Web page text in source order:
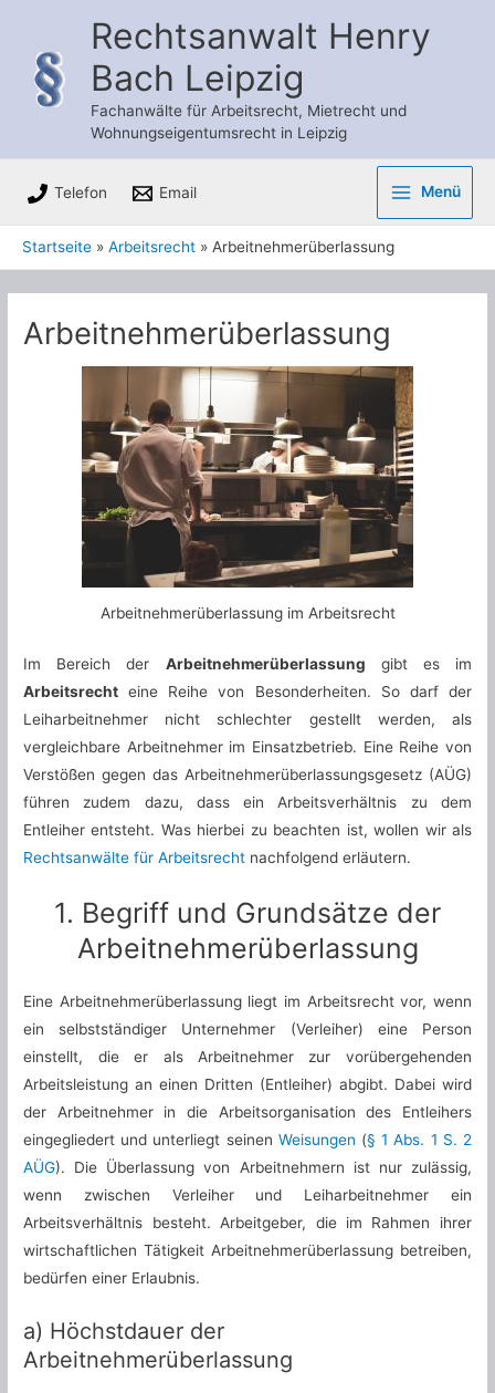
springen
Rechtsanwalt Henry
Bach Leipzig
Fachanwälte für Arbeitsrecht, Mietrecht und
Wohnungseigentumsrecht in Leipzig
Telefon Email
Main
Menu
Menü
Startseite Arbeitsrecht Arbeitnehmerüberlassung
Arbeitnehmerüberlassung
Arbeitnehmerüberlassung im Arbeitsrecht
Im Bereich der Arbeitnehmerüberlassung gibt es im
Arbeitsrecht eine Reihe von Besonderheiten. So darf der
Leiharbeitnehmer nicht schlechter gestellt werden, als
vergleichbare Arbeitnehmer im Einsatzbetrieb. Eine Reihe von
Verstößen gegen das Arbeitnehmerüberlassungsgesetz (AÜG)
führen zudem dazu, dass ein Arbeitsverhältnis zu dem
Entleiher entsteht. Was hierbei zu beachten ist, wollen wir als
Rechtsanwälte für Arbeitsrecht nachfolgend erläutern.
1. Begriff und Grundsätze der
Arbeitnehmerüberlassung
Eine Arbeitnehmerüberlassung liegt im Arbeitsrecht vor, wenn
ein selbstständiger Unternehmer (Verleiher) eine Person
einstellt, die er als Arbeitnehmer zur vorübergehenden
Arbeitsleistung an einen Dritten (Entleiher) abgibt. Dabei wird
der Arbeitnehmer in die Arbeitsorganisation des Entleihers
eingegliedert und unterliegt seinen Weisungen (§ 1 Abs. 1 S. 2
AÜG). Die Überlassung von Arbeitnehmern ist nur zulässig,
wenn zwischen Verleiher und Leiharbeitnehmer ein
Arbeitsverhältnis besteht. Arbeitgeber, die im Rahmen ihrer
wirtschaftlichen Tätigkeit Arbeitnehmerüberlassung betreiben,
bedürfen einer Erlaubnis.
a) Höchstdauer der
Arbeitnehmerüberlassung